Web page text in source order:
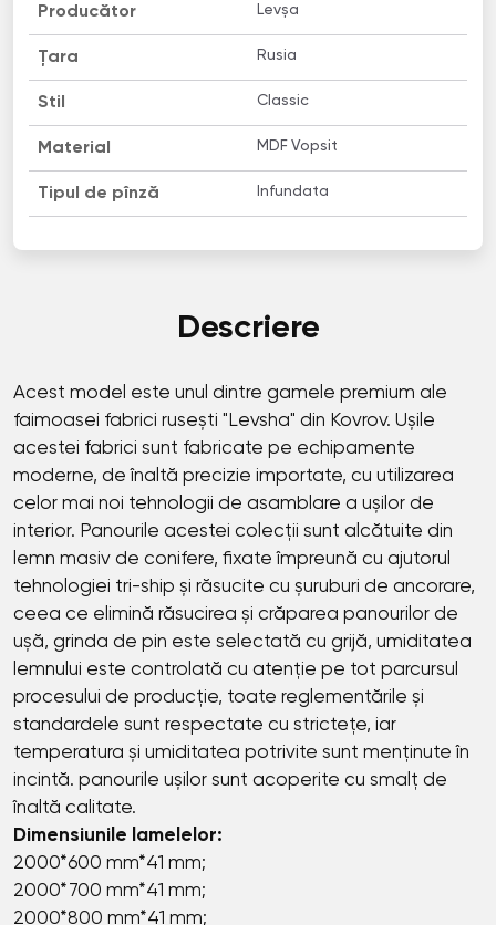
Producător Levșa
Țara Rusia
Stil Classic
Material MDF Vopsit
Tipul de pînză Infundata
Descriere
Acest model este unul dintre gamele premium ale
faimoasei fabrici rusești "Levsha" din Kovrov. Ușile
acestei fabrici sunt fabricate pe echipamente
moderne, de înaltă precizie importate, cu utilizarea
celor mai noi tehnologii de asamblare a ușilor de
interior. Panourile acestei colecții sunt alcătuite din
lemn masiv de conifere, fixate împreună cu ajutorul
tehnologiei tri-ship și răsucite cu șuruburi de ancorare,
ceea ce elimină răsucirea și crăparea panourilor de
ușă, grinda de pin este selectată cu grijă, umiditatea
lemnului este controlată cu atenție pe tot parcursul
procesului de producție, toate reglementările și
standardele sunt respectate cu strictețe, iar
temperatura și umiditatea potrivite sunt menținute în
incintă. panourile ușilor sunt acoperite cu smalț de
înaltă calitate.
Dimensiunile lamelelor:
2000*600 mm*41 mm;
2000*700 mm*41 mm;
2000*800 mm*41 mm;